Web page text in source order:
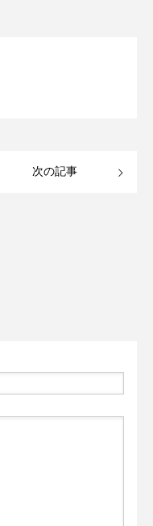
次の記事